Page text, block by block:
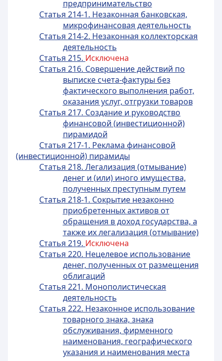
предпринимательство
Статья 214-1. Незаконная банковская,
микрофинансовая деятельность
Статья 214-2. Незаконная коллекторская
деятельность
Статья 215. Исключена
Статья 216. Совершение действий по
выписке счета-фактуры без
фактического выполнения работ,
оказания услуг, отгрузки товаров
Статья 217. Создание и руководство
финансовой (инвестиционной)
пирамидой
Статья 217-1. Реклама финансовой
(инвестиционной) пирамиды
Статья 218. Легализация (отмывание)
денег и (или) иного имущества,
полученных преступным путем
Статья 218-1. Сокрытие незаконно
приобретенных активов от
обращения в доход государства, а
также их легализация (отмывание)
Статья 219. Исключена
Статья 220. Нецелевое использование
денег, полученных от размещения
облигаций
Статья 221. Монополистическая
деятельность
Статья 222. Незаконное использование
товарного знака, знака
обслуживания, фирменного
наименования, географического
указания и наименования места